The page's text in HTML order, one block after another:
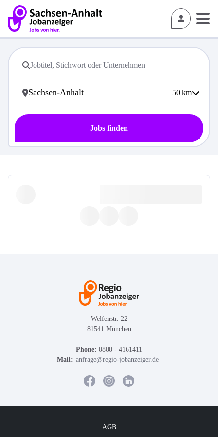
50 km
Jobs finden
Welfenstr. 22
81541 München
Phone: 0800 - 4161411
Mail: anfrage@regio-jobanzeiger.de
AGB